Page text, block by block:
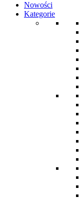
Nowości
Kategorie